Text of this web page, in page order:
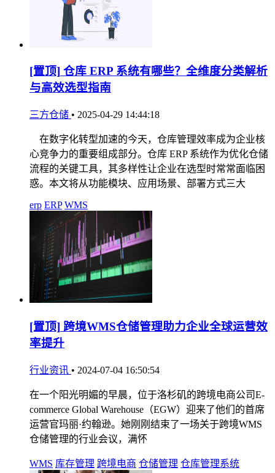
[置顶] 仓库 ERP 系统有哪些？全维度分类解析
与高效选型指南
三方仓储 • 2025-04-29 14:44:18
在数字化转型加速的今天，仓库管理效率成为企业核
心竞争力的重要组成部分。仓库 ERP 系统作为优化仓储
流程的关键工具，其多样性让企业在选型时常常面临困
惑。本文将从功能模块、应用场景、部署方式三大
erp ERP WMS
[置顶] 跨境WMS仓储管理助力企业全球运营效
率提升
行业资讯 • 2024-07-04 16:50:54
在一个阳光明媚的早晨，位于洛杉矶的跨境电商公司E-
commerce Global Warehouse（EGW）迎来了他们的首席
运营官玛丽·约翰逊。她刚刚结束了一场关于跨境WMS
仓储管理的行业会议，满怀
WMS 库存管理 跨境电商 仓储管理 仓库管理系统